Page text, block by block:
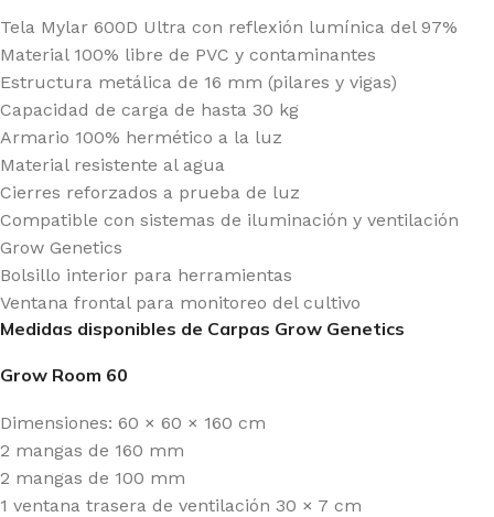
Tela Mylar 600D Ultra con reflexión lumínica del 97%
Material 100% libre de PVC y contaminantes
Estructura metálica de 16 mm (pilares y vigas)
Capacidad de carga de hasta 30 kg
Armario 100% hermético a la luz
Material resistente al agua
Cierres reforzados a prueba de luz
Compatible con sistemas de iluminación y ventilación
Grow Genetics
Bolsillo interior para herramientas
Ventana frontal para monitoreo del cultivo
Medidas disponibles de Carpas Grow Genetics
Grow Room 60
Dimensiones: 60 × 60 × 160 cm
2 mangas de 160 mm
2 mangas de 100 mm
1 ventana trasera de ventilación 30 × 7 cm